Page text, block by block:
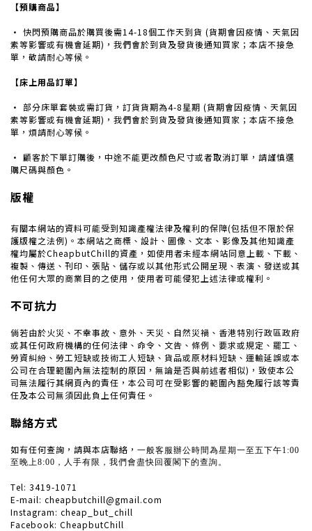
【預購商品】
· 快閃預購商品於購買後需14-18個工作天到貨 (貨期會因疫情、天氣因
素等影響或有機會延期)，我們會於到貨及發貨後通知買家；本店不接急
單，敬請耐心等候。
【床上用品訂單】
· 部分床單套裝或需訂貨，訂貨貨期為4-8星期 (貨期會因疫情、天氣因
素等影響或有機會延期) ， 我們會於到貨及發貨後通知買家；本店不接急
單，煩請耐心等候。
· 顧客於下單訂購後，中途不能更改顏色尺寸或者取消訂單，請謹慎選
購尺碼與顏色。
版權
有關本網站的資料可能受到知識產權法律及權利的保障(包括但不限於保
護版權之法例)。 本網站之商標、設計、圖像、文本、影像及其他知識產
權均屬於CheapbutChill的資產，如使用者未經本網站同意上載、下載、
複製、傳送、刊印、張貼、儲存或以其他形式公開呈現、表演、發送或其
他任何大眾的商業目的之使用，使用者可能侵犯上述法律或權利。
不可抗力
倘若由於火災、不幸事故、意外、天災、自然災禍、香港特別行政區政府
或其任何政府機構的任何法律、命令、文告、條例、要求或規定、罷工、
勞資糾紛、勞工短缺或技術工人短缺、貨品或原材料短缺、運輸延誤或本
公司在合理範圍內無法控制的原因，無論是否與前述者相似)，致使本公
司無法履行其網頁內的責任，本公司可在受影響的範圍內豁免履行該等責
任及本公司無須因此負上任何責任。
聯絡方式
如有任何查詢，請與本店聯絡， 一般客服辦公時間為星期一至五下午1:00
至晚上8:00，人手有限，我們會盡快回覆閣下的查詢。
Tel: 3419-1071
E-mail: cheapbutchill@gmail.com
Instagram: cheap_but_chill
Facebook: CheapbutChill